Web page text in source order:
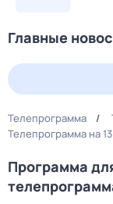
Главные
Телепрограмма
Телепрограмма на
Программа